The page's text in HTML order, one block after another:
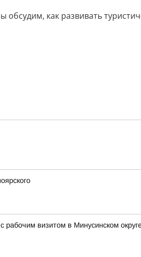
как развивать
рабочим визитом в Минусинском